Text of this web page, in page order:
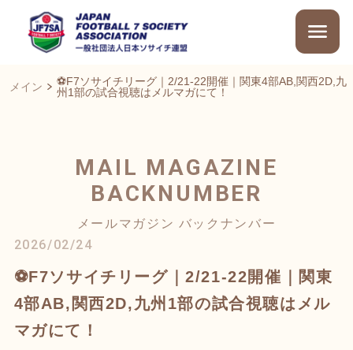
メイン
⚽F7ソサイチリーグ｜2/21-22開催｜関東4部AB,関西2D,九
州1部の試合視聴はメルマガにて！
MAIL MAGAZINE
BACKNUMBER
メールマガジン バックナンバー
2026/02/24
⚽F7ソサイチリーグ｜2/21-22開催｜関東
4部AB,関西2D,九州1部の試合視聴はメル
マガにて！